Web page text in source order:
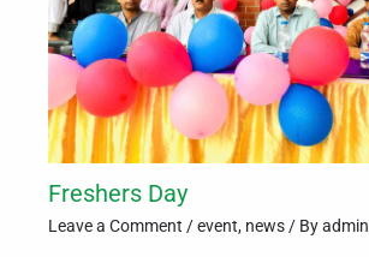
Freshers Day
Leave a Comment /event, news / Byadmin